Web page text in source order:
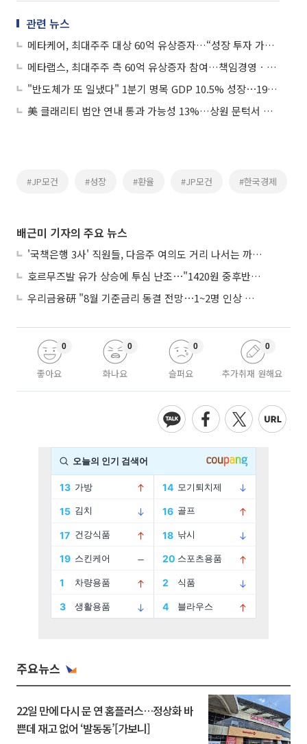
관련 뉴스
메타케어, 최대주주 대상 60억 유상증자…“성장 투자 가속화”
메타랩스, 최대주주 측 60억 유상증자 참여…책임경영ㆍ성장동력 확보
"반도체가 또 일냈다" 1분기 명목 GDP 10.5% 성장⋯1976년 이후 최고
美 클래리티 법안 연내 통과 가능성 13%…상원 문턱서 제동
#JP모건 #성장 #환율 #JP모건 #한국경제
배근미 기자의 주요 뉴스
'국책은행 3사' 직원들, 다음주 여의도 거리 나서는 까닭은
호르무즈발 유가 상승에 투심 난조⋯"1420원 중후반 등락"
우리금융硏 "8월 기준금리 동결 전망⋯1~2명 인상 소수의견 낼 것"
좋아요
0
화나요
0
슬퍼요
0
추가취재 원해요
0
주요뉴스
22일 만에 다시 문 연 홈플러스…정상화 바
쁜데 재고 없어 ‘발동동’[가보니]